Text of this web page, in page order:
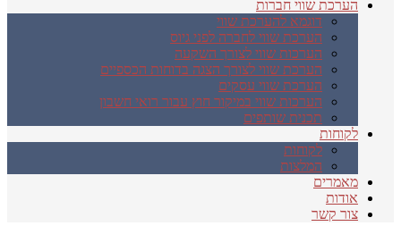
הערכת שווי חברות
דוגמא להערכת שווי
הערכת שווי לחברה לפני גיוס
הערכות שווי לצורך השקעה
הערכת שווי לצורך הצגה בדוחות הכספיים
הערכת שווי עסקים
הערכות שווי במיקור חוץ עבור רואי חשבון
תכנית שותפים
לקוחות
לקוחות
המלצות
מאמרים
אודות
צור קשר